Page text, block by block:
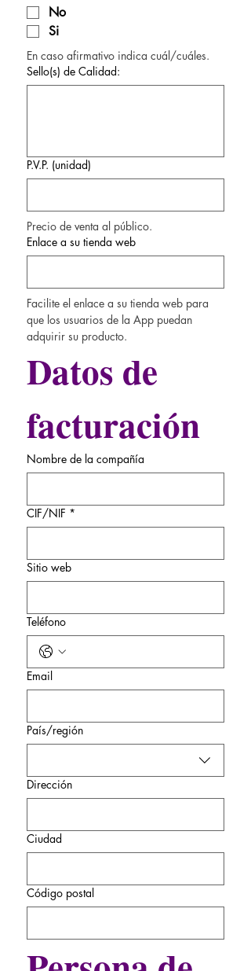
No
Si
En caso afirmativo indica cuál/cuáles.
Sello(s) de Calidad:
P.V.P. (unidad)
Precio de venta al público.
Enlace a su tienda web
Facilite el enlace a su tienda web para
que los usuarios de la App puedan
adquirir su producto.
Datos de
facturación
Nombre de la compañía
CIF/NIF *
Sitio web
Teléfono
Email
Dirección de varias líneas
País/región
Dirección
Ciudad
Código postal